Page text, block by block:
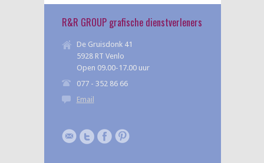
R&R GROUP grafische dienstverleners
De Gruisdonk 41
5928 RT Venlo
Open 09.00-17.00 uur
077 - 352 86 66
Email